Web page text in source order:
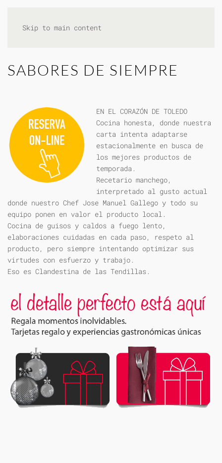
Skip to main content
SABORES DE SIEMPRE
EN EL CORAZÓN DE TOLEDO
Cocina honesta, donde nuestra
carta intenta adaptarse
estacionalmente en busca de
los mejores productos de
temporada.
Recetario manchego,
interpretado al gusto actual
donde nuestro Chef Jose Manuel Gallego y todo su
equipo ponen en valor el producto local.
Cocina de guisos y caldos a fuego lento,
elaboraciones cuidadas en cada paso, respeto al
producto, pero siempre intentando optimizar sus
virtudes con esfuerzo y trabajo.
Eso es Clandestina de las Tendillas.